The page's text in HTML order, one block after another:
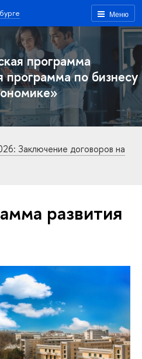
Меню
программа
по бизнесу
Заключение договоров на
развития